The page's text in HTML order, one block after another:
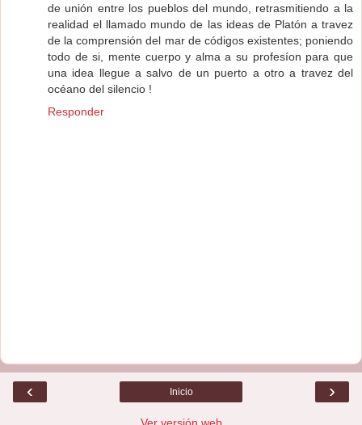
de unión entre los pueblos del mundo, retrasmitiendo a la
realidad el llamado mundo de las ideas de Platón a travez
de la comprensión del mar de códigos existentes; poniendo
todo de si, mente cuerpo y alma a su profesíon para que
una idea llegue a salvo de un puerto a otro a travez del
océano del silencio !
Responder
‹ ›
Inicio